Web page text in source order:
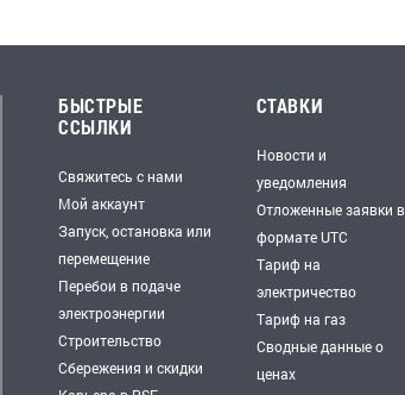
БЫСТРЫЕ
ССЫЛКИ
Свяжитесь с нами
Мой аккаунт
Запуск, остановка или
перемещение
Перебои в подаче
электроэнергии
Строительство
Сбережения и скидки
СТАВКИ
Новости и
уведомления
Отложенные заявки в
формате UTC
Тариф на
электричество
Тариф на газ
Сводные данные о
ценах